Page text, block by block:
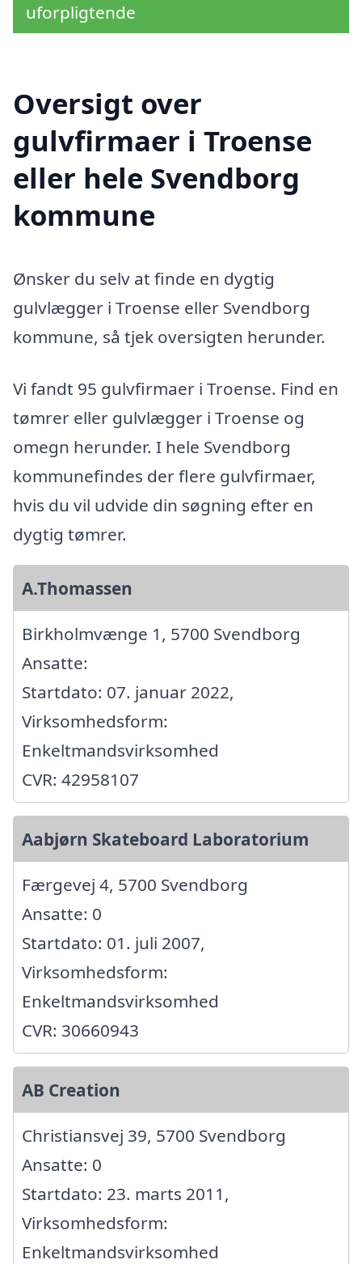
uforpligtende
Oversigt over
gulvfirmaer i Troense
eller hele Svendborg
kommune
Ønsker du selv at finde en dygtig
gulvlægger i Troense eller Svendborg
kommune, så tjek oversigten herunder.
Vi fandt 95 gulvfirmaer i Troense. Find en
tømrer eller gulvlægger i Troense og
omegn herunder. I hele Svendborg
kommunefindes der flere gulvfirmaer,
hvis du vil udvide din søgning efter en
dygtig tømrer.
A.Thomassen
Birkholmvænge 1, 5700 Svendborg
Ansatte:
Startdato: 07. januar 2022,
Virksomhedsform:
Enkeltmandsvirksomhed
CVR: 42958107
Aabjørn Skateboard Laboratorium
Færgevej 4, 5700 Svendborg
Ansatte: 0
Startdato: 01. juli 2007,
Virksomhedsform:
Enkeltmandsvirksomhed
CVR: 30660943
AB Creation
Christiansvej 39, 5700 Svendborg
Ansatte: 0
Startdato: 23. marts 2011,
Virksomhedsform:
Enkeltmandsvirksomhed